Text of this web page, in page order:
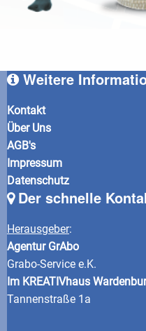
Weitere
Kontakt
Über Uns
AGB's
Impressum
Datenschutz
Der schnelle
Herausgeber:
Agentur GrAbo
Grabo-Service e.K.
Im KREATIVhaus
Tannenstraße 1a